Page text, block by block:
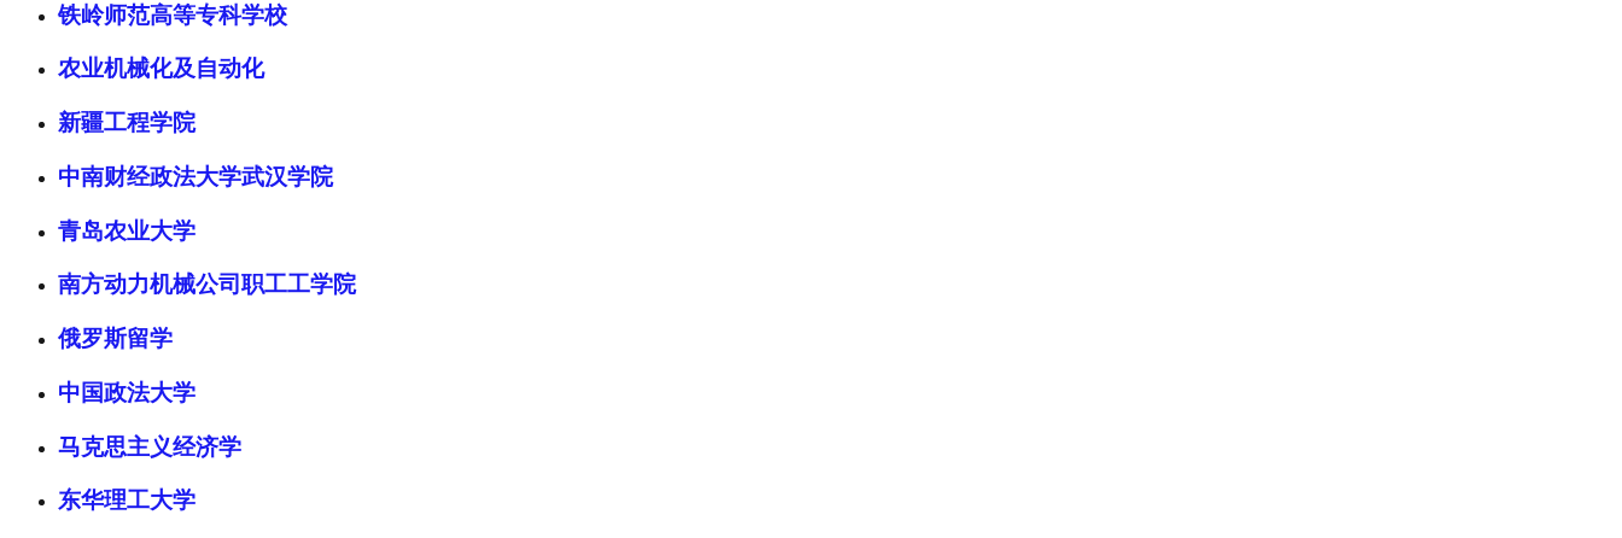
铁岭师范高等专科学校
农业机械化及自动化
新疆工程学院
中南财经政法大学武汉学院
青岛农业大学
南方动力机械公司职工工学院
俄罗斯留学
中国政法大学
马克思主义经济学
东华理工大学